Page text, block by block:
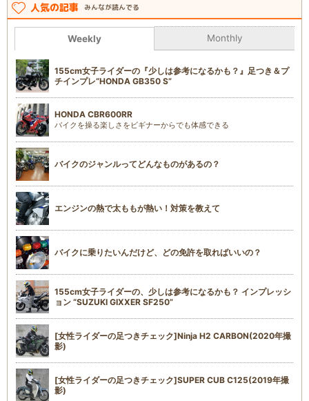
人気の記事 みんなが読んでる
Weekly Monthly
155cm女子ライダーの『少しは参考になるかも？』足つき＆プ
チインプレ“HONDA GB350 S”
HONDA CBR600RR
バイクを操る楽しさをビギナーからでも体感できる
バイクのジャンルってどんなものがあるの？
エンジンの熱で太ももが熱い！対策を教えて
バイクに乗りたいんだけど、どの免許を取ればいいの？
155cm女子ライダーの、少しは参考になるかも？ インプレッシ
ョン “SUZUKI GIXXER SF250”
[女性ライダーの足つきチェック]Ninja H2 CARBON(2020年撮
影)
[女性ライダーの足つきチェック]SUPER CUB C125(2019年撮
影)